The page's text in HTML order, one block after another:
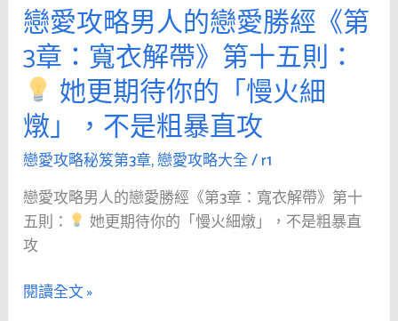
衣
帶》
第
十
六
則：
認
真
談
人
生
戀愛攻略男人的戀愛勝經《第
3章：寬衣解帶》第十五則：
她更期待你的「慢火細
燉」，不是粗暴直攻
戀愛攻略秘笈第3章,戀愛攻略大全/r1
戀愛攻略男人的戀愛勝經《第3章：寬衣解帶》第十
五則：
她更期待你的「慢火細燉」，不是粗暴直
攻
戀
愛
攻
略
男
人
的
戀
愛
勝
經
《第
3
閱讀全文 »